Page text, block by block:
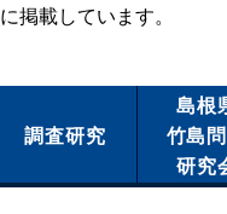
に掲載しています。
調査研究
島根
竹島
研究